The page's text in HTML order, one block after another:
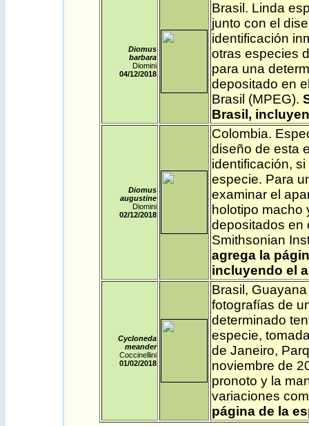
Diomus
barbara
Diomini
04/12/2018
Brasil . Linda
junto con el
identificación
otras especies
para una
depositado en
Brasil (MPEG).
Brasil,
Diomus
augustine
Diomini
02/12/2018
Colombia.
diseño de esta
identificación,
especie. Para
examinar el
holotipo macho
depositados en
Smithsonian
agrega la
incluyendo el
Cycloneda
meander
Coccinellini
01/02/2018
Brasil ,
fotografías de
determinado
especie,
de Janeiro,
noviembre de
pronoto y la
variaciones
página de la